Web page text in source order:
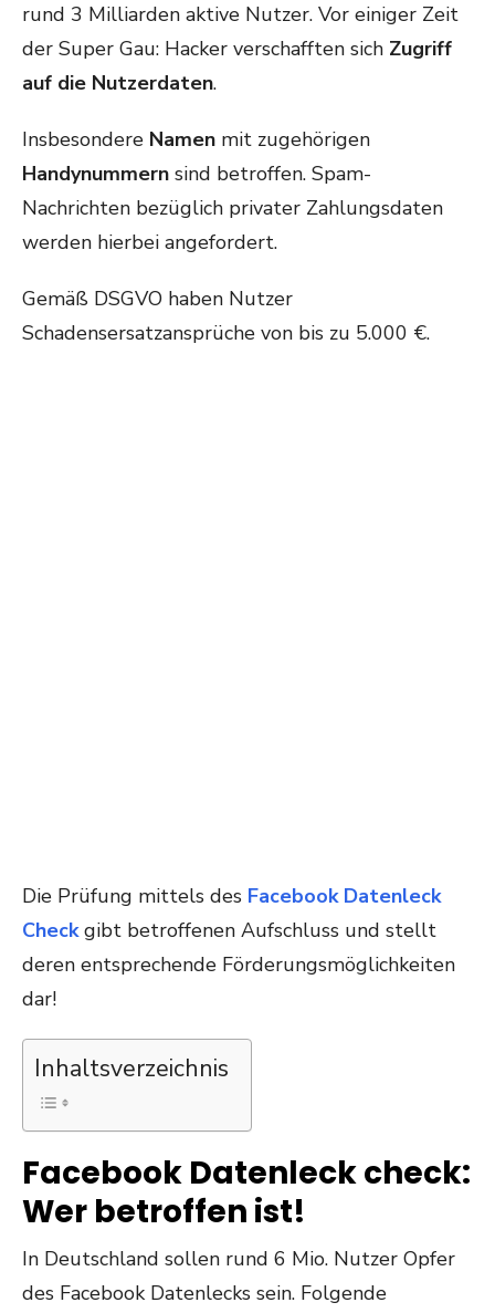
rund 3 Milliarden aktive Nutzer. Vor einiger Zeit
der Super Gau: Hacker verschafften sich Zugriff
auf die Nutzerdaten.
Insbesondere Namen mit zugehörigen
Handynummern sind betroffen. Spam-
Nachrichten bezüglich privater Zahlungsdaten
werden hierbei angefordert.
Gemäß DSGVO haben Nutzer
Schadensersatzansprüche von bis zu 5.000 €.
Die Prüfung mittels des Facebook Datenleck
Checkgibt betroffenen Aufschluss und stellt
deren entsprechende Förderungsmöglichkeiten
dar!
Inhaltsverzeichnis
Facebook Datenleck check:
Wer betroffen ist!
In Deutschland sollen rund 6 Mio. Nutzer Opfer
des Facebook Datenlecks sein. Folgende